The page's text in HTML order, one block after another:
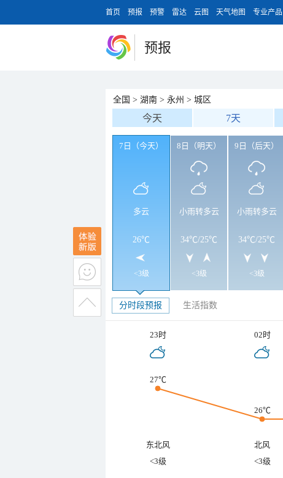
首页 预报 预警 雷达 云图 天气地图 专业产品
预报
全国 > 湖南 > 永州 > 城区
今天 7天
7日（今天）
多云
26℃
<3级
8日（明天）
小雨转多云
34℃/25℃
<3级
9日（后天）
小雨转多云
34℃/25℃
<3级
分时段预报 生活指数
23时 02时
27℃
26℃
东北风 北风
<3级
<3级